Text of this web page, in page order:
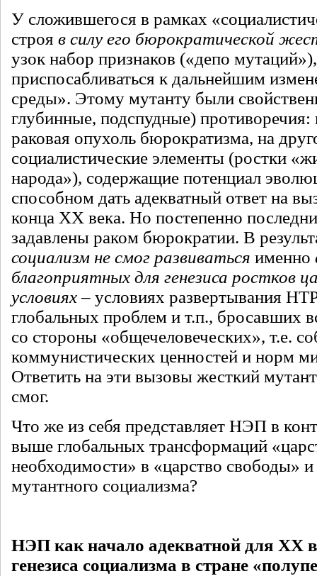
У сложившегося в рамках
строя в силу его бюрократической
узок набор признаков («депо
приспосабливаться к дальнейшим
среды». Этому мутанту были
глубинные, подспудные)
раковая опухоль бюрократизма, на
социалистические элементы (ростки
народа»), содержащие потенциал
способном дать адекватный ответ на
конца XX века. Но постепенно
задавлены раком бюрократии. В
социализм не смог развиваться именно
благоприятных для генезиса ростков
условиях – условиях развертывания
глобальных проблем и т.п., бросавших
со стороны «общечеловеческих», т.е.
коммунистических ценностей и норм
Ответить на эти вызовы жесткий
смог.
Что же из себя представляет НЭП в
выше глобальных трансформаций
необходимости» в «царство свободы» и
мутантного социализма?
НЭП как начало адекватной для ХХ
генезиса социализма в стране